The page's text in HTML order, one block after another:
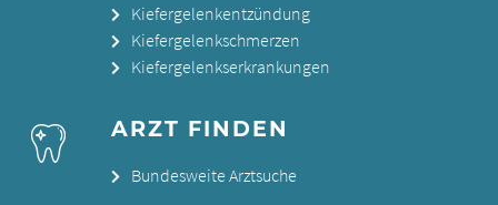
Kiefergelenkentzündung
Kiefergelenkschmerzen
Kiefergelenkserkrankungen
ARZT FINDEN
Bundesweite Arztsuche